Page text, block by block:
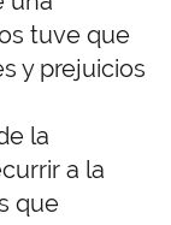
tuve que
y prejuicios
la
a la
que